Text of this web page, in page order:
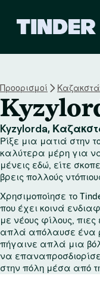
Προορισμοί
Kyzylorda,
Ρίξε μια ματιά στην
καλύτερα μέρη για να
μένεις εδώ, είτε
βρεις πολλούς
Χρησιμοποίησε το
που έχει κοινά
με νέους φίλους,
απλά απόλαυσε ένα
πήγαινε απλά μια
να
στην πόλη μέσα από